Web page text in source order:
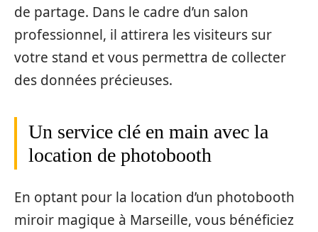
de partage. Dans le cadre d’un salon
professionnel, il attirera les visiteurs sur
votre stand et vous permettra de collecter
des données précieuses.
Un service clé en main avec la
location de photobooth
En optant pour la location d’un photobooth
miroir magique à Marseille, vous bénéficiez